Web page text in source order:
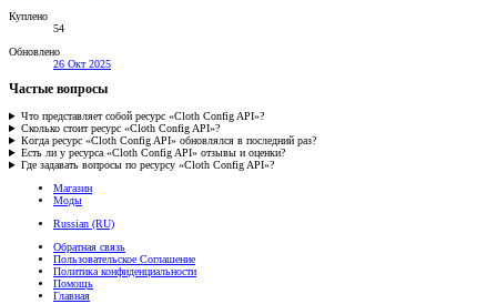
Куплено
54
Обновлено
26 Окт 2025
Частые вопросы
Что представляет собой ресурс «Cloth Config API»?
Сколько стоит ресурс «Cloth Config API»?
Когда ресурс «Cloth Config API» обновлялся в последний раз?
Есть ли у ресурса «Cloth Config API» отзывы и оценки?
Где задавать вопросы по ресурсу «Cloth Config API»?
Магазин
Моды
Russian (RU)
Обратная связь
Пользовательское Соглашение
Политика конфиденциальности
Помощь
Главная